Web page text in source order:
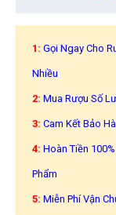
1: Gọi Ngay Cho
Nhiều
2: Mua Rượu Số
3: Cam Kết Bảo
4: Hoàn Tiền
Phẩm
5: Miễn Phí Vận